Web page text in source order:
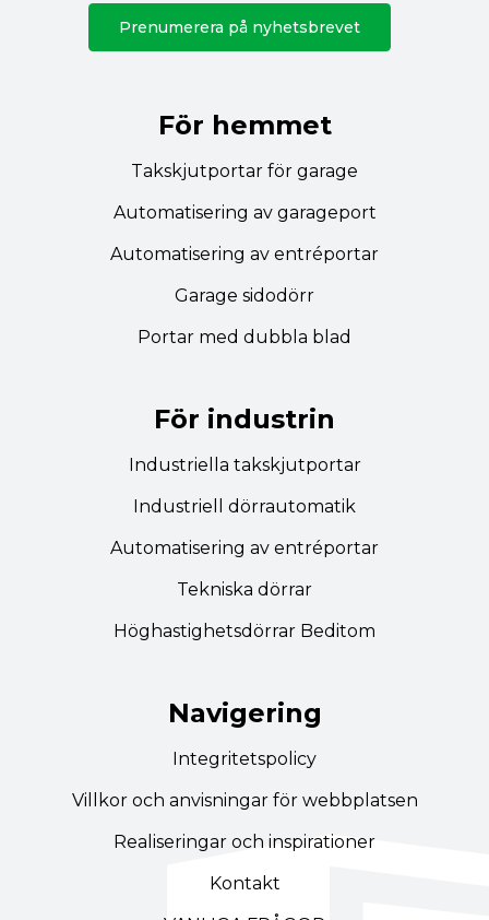
Prenumerera på nyhetsbrevet
För hemmet
Takskjutportar för garage
Automatisering av garageport
Automatisering av entréportar
Garage sidodörr
Portar med dubbla blad
För industrin
Industriella takskjutportar
Industriell dörrautomatik
Automatisering av entréportar
Tekniska dörrar
Höghastighetsdörrar Beditom
Navigering
Integritetspolicy
Villkor och anvisningar för webbplatsen
Realiseringar och inspirationer
Kontakt